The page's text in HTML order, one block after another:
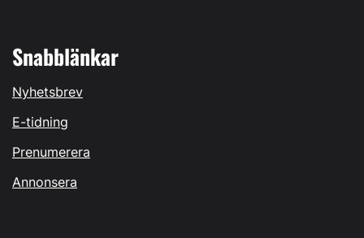
Snabblänkar
Nyhetsbrev
E-tidning
Prenumerera
Annonsera